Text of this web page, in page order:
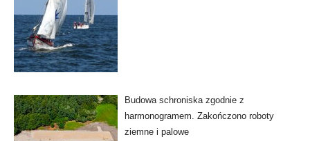
Budowa schroniska zgodnie z
harmonogramem. Zakończono roboty
ziemne i palowe